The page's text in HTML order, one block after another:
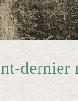
dernier